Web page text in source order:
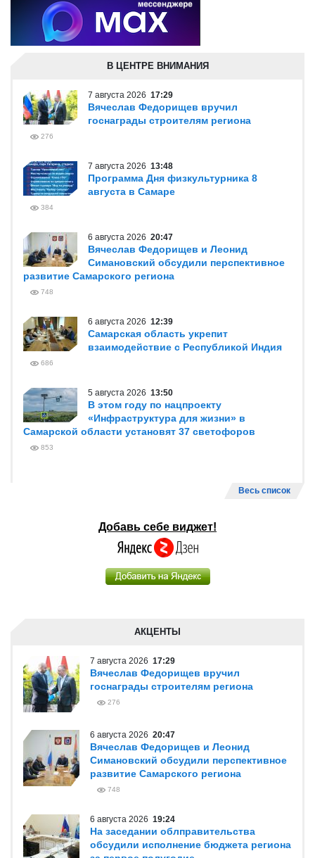
В ЦЕНТРЕ ВНИМАНИЯ
7 августа 2026 17:29
Вячеслав Федорищев вручил
госнаграды строителям региона
276
7 августа 2026 13:48
Программа Дня физкультурника 8
августа в Самаре
384
6 августа 2026 20:47
Вячеслав Федорищев и Леонид
Симановский обсудили перспективное
развитие Самарского региона
748
6 августа 2026 12:39
Самарская область укрепит
взаимодействие с Республикой Индия
686
5 августа 2026 13:50
В этом году по нацпроекту
«Инфраструктура для жизни» в
Самарской области установят 37 светофоров
853
Весь список
Добавь себе виджет!
АКЦЕНТЫ
7 августа 2026 17:29
Вячеслав Федорищев вручил
госнаграды строителям региона
276
6 августа 2026 20:47
Вячеслав Федорищев и Леонид
Симановский обсудили перспективное
развитие Самарского региона
748
6 августа 2026 19:24
На заседании облправительства
обсудили исполнение бюджета региона